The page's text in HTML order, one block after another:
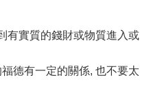
有實質的錢財或物質進入或
德有一定的關係, 也不要太